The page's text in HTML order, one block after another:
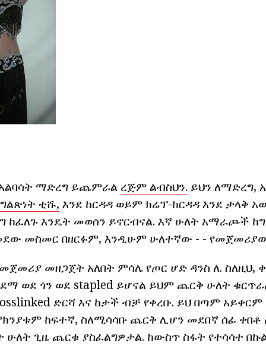
ማድረግ ይጨምራል ረጅም ልብስህን. ይህን ለማድረግ,
ግልጽነት ቲሹ, እንደ ከርዳዳ ወይም ክሬፕ-ከርዳዳ እንደ ታላቅ
ከፈለጉ እንዴት መወሰን ይኖርብናል. እኛ ሁለት አማራጮች
መስመር በዘርፉም, እንዲሁም ሁለተኛው - -
መዘጋጀት አለበት ምሳሌ የጦር ሆድ ዳንስ ለ. ስለዚህ,
ወደ ጎን ወደ stapled ይሆናል ይህም ጨርቅ ሁለት
ድርሻ እና ከታች ብቻ የቀረቡ. ይህ በጣም
ከፍተኛ, ስለሚሳሳቡ ጨርቅ ሊሆን መደበኛ ሰፊ ቀበቶ
ሁለት ጊዜ ጨርቁ ያስፈልግዎታል. ከውስጥ ስፋት የተሳሳተ